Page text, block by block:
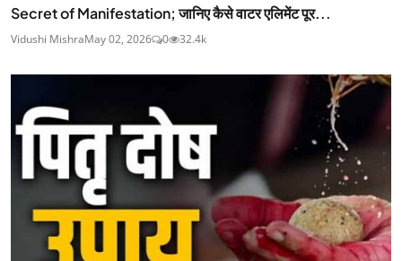
Secret of Manifestation; जानिए कैसे वाटर एलिमेंट पूर...
Vidushi MishraMay 02, 2026 0 32.4k